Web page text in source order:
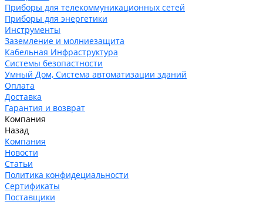
Приборы для телекоммуникационных сетей
Приборы для энергетики
Инструменты
Заземление и молниезащита
Кабельная Инфраструктура
Системы безопастности
Умный Дом, Система автоматизации зданий
Оплата
Доставка
Гарантия и возврат
Компания
Назад
Компания
Новости
Статьи
Политика конфидециальности
Сертификаты
Поставщики